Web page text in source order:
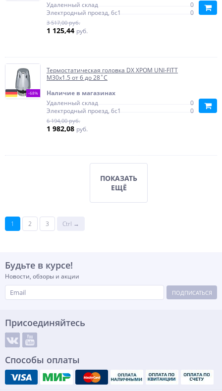
Удаленный склад
0
Электродный проезд, 6с1
0
3 517,00 руб.
1 125,44 руб.
-68%
Термостатическая головка DX ХРОМ UNI-FITT
М30х1.5 от 6 до 28˚C
Наличие в магазинах
Удаленный склад
0
Электродный проезд, 6с1
0
6 194,00 руб.
1 982,08 руб.
ПОКАЗАТЬ
ЕЩЁ
1 2 3 Ctrl →
Будьте в курсе!
Новости, обзоры и акции
ПОДПИСАТЬСЯ
Присоединяйтесь
Способы оплаты